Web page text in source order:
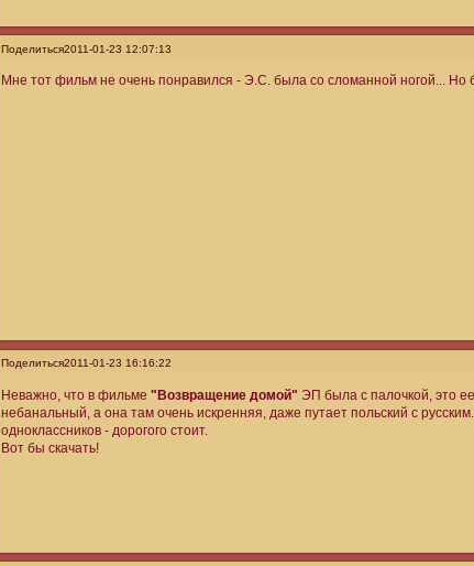
Поделиться2011-01-23 12:07:13
Мне тот фильм не очень понравился - Э.С. была со сломанной ногой...
Поделиться2011-01-23 16:16:22
Неважно, что в фильме"Возвращение домой" ЭП была с палочкой, это
небанальный, а она там очень искренняя, даже путает польский с
одноклассников - дорогого стоит.
Вот бы скачать!